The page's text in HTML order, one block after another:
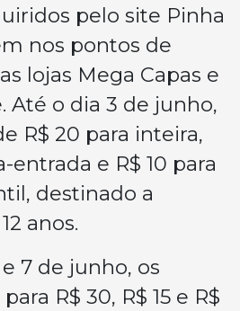
pelo site Pinha
nos pontos de
lojas Mega Capas e
Até o dia 3 de junho,
R$ 20 para inteira,
entrada e R$ 10 para
destinado a
anos.
7 de junho, os
R$ 30, R$ 15 e R$